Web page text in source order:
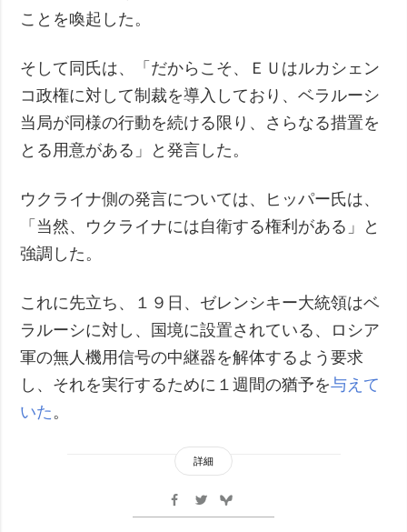
ことを喚起した。
そして同氏は、「だからこそ、ＥＵはルカシェン
コ政権に対して制裁を導入しており、ベラルーシ
当局が同様の行動を続ける限り、さらなる措置を
とる用意がある」と発言した。
ウクライナ側の発言については、ヒッパー氏は、
「当然、ウクライナには自衛する権利がある」と
強調した。
これに先立ち、１９日、ゼレンシキー大統領はベ
ラルーシに対し、国境に設置されている、ロシア
軍の無人機用信号の中継器を解体するよう要求
し、それを実行するために１週間の猶予を与えて
いた 。
詳細